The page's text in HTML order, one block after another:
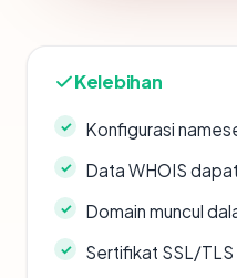
Kelebihan
Konfigurasi
Data WHOIS
Domain muncul
Sertifikat SSL/TLS